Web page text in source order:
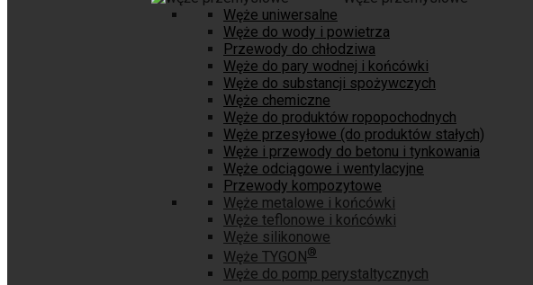
Węże uniwersalne
Węże do wody i powietrza
Przewody do chłodziwa
Węże do pary wodnej i końcówki
Węże do substancji spożywczych
Węże chemiczne
Węże do produktów ropopochodnych
Węże przesyłowe (do produktów stałych)
Węże i przewody do betonu i tynkowania
Węże odciągowe i wentylacyjne
Przewody kompozytowe
Węże metalowe i końcówki
Węże teflonowe i końcówki
Węże silikonowe
Węże TYGON®
Węże do pomp perystaltycznych